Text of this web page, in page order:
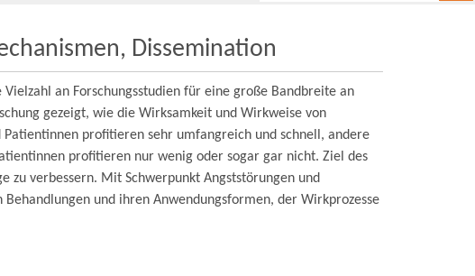
Dissemination
an Forschungsstudien für eine große Bandbreite an
gezeigt, wie die Wirksamkeit und Wirkweise von
profitieren sehr umfangreich und schnell, andere
profitieren nur wenig oder sogar gar nicht. Ziel des
zu verbessern. Mit Schwerpunkt Angststörungen und
und ihren Anwendungsformen, der Wirkprozesse